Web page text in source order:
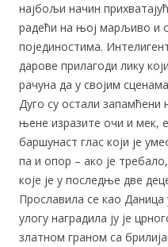
најбољи начин
радећи на њој марљиво и
појединостима.
дарове прилагоди лику
рачуна да у својим
Дуго су остали запамћени
њене изразите очи и мек,
баршунаст глас који је
па и опор – ако је
које је у последње две
Прославила се као Даница
улогу наградила ју је
златном граном са